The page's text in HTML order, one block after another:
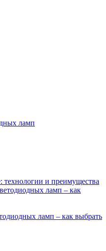
ламп
технологии и преимущества
ламп – как выбрать